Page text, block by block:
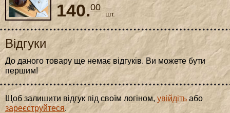
140.00
шт.
Відгуки
До даного товару ще немає відгуків. Ви можете бути
першим!
Щоб залишити відгук під своїм логіном, увійдіть або
зареєструйтеся.